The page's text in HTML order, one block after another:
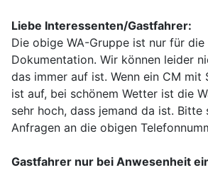
Liebe Interessenten/Gastfahrer:
Die obige WA-Gruppe ist nur für die
Dokumentation. Wir können leider
das immer auf ist. Wenn ein CM mit
ist auf, bei schönem Wetter ist die
sehr hoch, dass jemand da ist.
Anfragen an die obigen
Gastfahrer nur bei Anwesenheit